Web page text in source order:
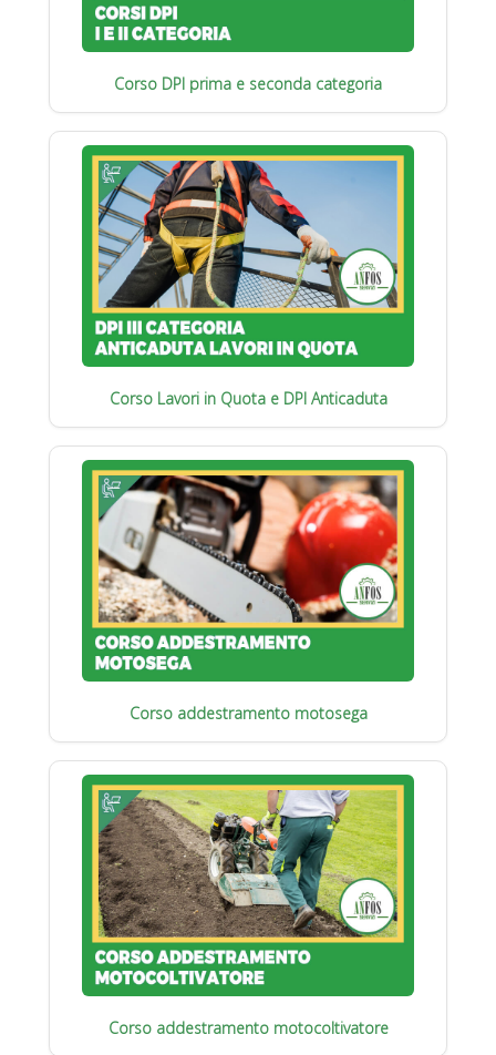
Corso DPI prima e seconda categoria
Corso Lavori in Quota e DPI Anticaduta
Corso addestramento motosega
Corso addestramento motocoltivatore